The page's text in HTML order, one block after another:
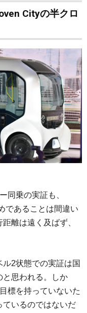
Cityの半クロ
同乗の実証も、
であることは間違い
離は遠く及ばず、
2状態での実証は国
と思われる。しか
標を持っていないた
ているのではないだ